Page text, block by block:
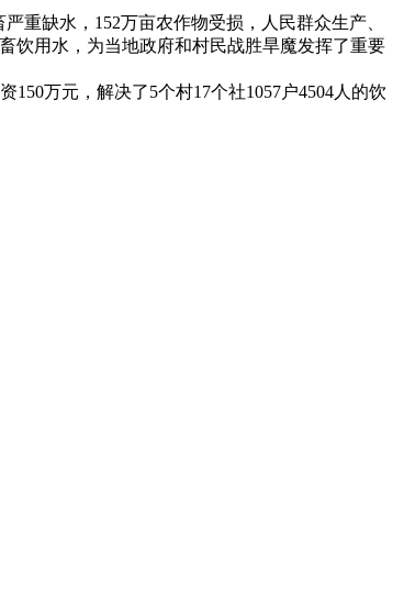
重缺水，152万亩农作物受损，人民群众生产、
饮用水，为当地政府和村民战胜旱魔发挥了重要
万元，解决了5个村17个社1057户4504人的饮